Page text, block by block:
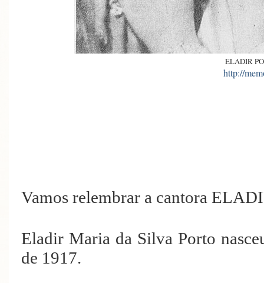
ELADIR
http://
Vamos relembrar a cantora
Eladir Maria da Silva Porto
de 1917.